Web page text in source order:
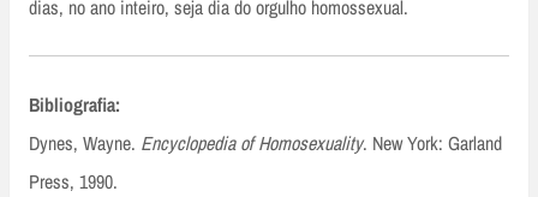
dias, no ano inteiro, seja dia do orgulho homossexual.
Bibliografia:
Dynes, Wayne. Encyclopedia of Homosexuality. New York: Garland
Press, 1990.